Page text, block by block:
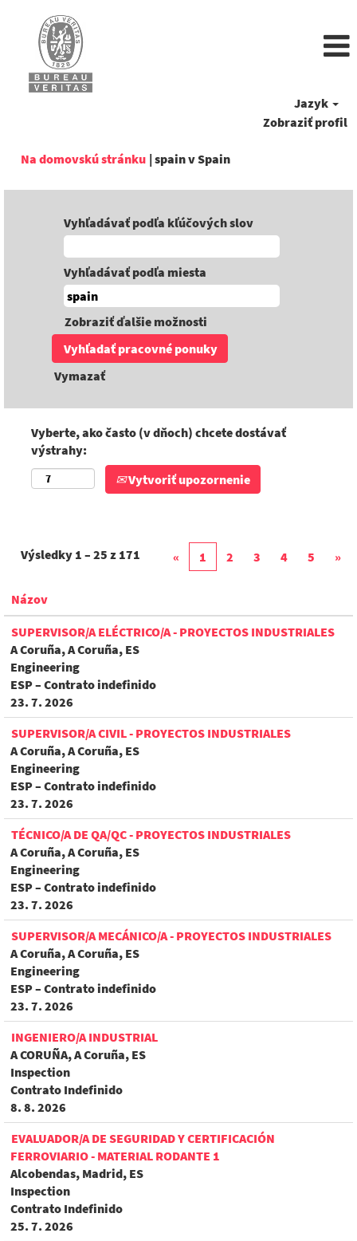
Jazyk
Zobraziť profil
Na domovskú stránku | spain v Spain(aktuálna
Vyhľadávať podľa kľúčových slov
Vyhľadávať podľa miesta
Zobraziť ďalšie možnosti
Vymazať
Vyberte, ako často (v dňoch) chcete dostávať
výstrahy:
Vytvoriť upozornenie
Výsledky 1 – 25 z 171 « 1 2 3 4 5 »
Názov
SUPERVISOR/A ELÉCTRICO/A - PROYECTOS INDUSTRIALES
A Coruña, A Coruña, ES
Engineering
ESP – Contrato indefinido
23. 7. 2026
SUPERVISOR/A CIVIL - PROYECTOS INDUSTRIALES
A Coruña, A Coruña, ES
Engineering
ESP – Contrato indefinido
23. 7. 2026
TÉCNICO/A DE QA/QC - PROYECTOS INDUSTRIALES
A Coruña, A Coruña, ES
Engineering
ESP – Contrato indefinido
23. 7. 2026
SUPERVISOR/A MECÁNICO/A - PROYECTOS INDUSTRIALES
A Coruña, A Coruña, ES
Engineering
ESP – Contrato indefinido
23. 7. 2026
INGENIERO/A INDUSTRIAL
A CORUÑA, A Coruña, ES
Inspection
Contrato Indefinido
8. 8. 2026
EVALUADOR/A DE SEGURIDAD Y CERTIFICACIÓN
FERROVIARIO - MATERIAL RODANTE 1
Alcobendas, Madrid, ES
Inspection
Contrato Indefinido
25. 7. 2026